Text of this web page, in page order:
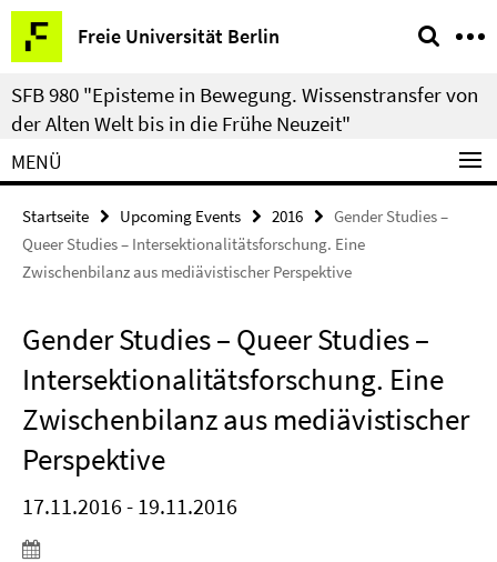
Springe
direkt
zu
Inhalt
Freie Universität Berlin
Service-
Navigation
SFB 980 "Episteme in Bewegung. Wissenstransfer von
der Alten Welt bis in die Frühe Neuzeit"
MENÜ
Startseite Upcoming Events 2016
Gender Studies –
Queer Studies – Intersektionalitätsforschung. Eine
Zwischenbilanz aus mediävistischer Perspektive
Gender Studies – Queer Studies –
Intersektionalitätsforschung. Eine
Zwischenbilanz aus mediävistischer
Perspektive
17.11.2016 - 19.11.2016